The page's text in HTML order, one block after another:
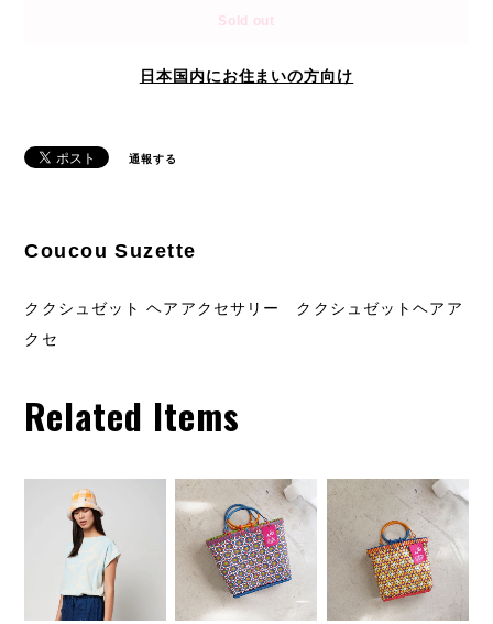
Sold out
日本国内にお住まいの方向け
通報する
Coucou Suzette
ククシュゼット ヘアアクセサリー ククシュゼットヘアア
クセ
Related Items